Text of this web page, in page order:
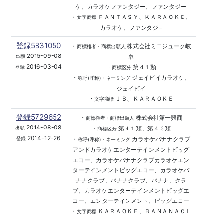
ケ、カラオケファンタジー、ファンタジー
・ 文字商標ＦＡＮＴＡＳＹ、ＫＡＲＡＯＫＥ、
カラオケ、ファンタジ−
登録5831050
出願2015-09-08
登録 2016-03-04
・ 商標権者・商標出願人 株式会社ミニジューク岐
阜
・ 商標区分第４１類
・ 称呼(呼称)・ネーミングジェイビイカラオケ、
ジェイビイ
・ 文字商標ＪＢ、ＫＡＲＡＯＫＥ
登録5729652
出願 2014-08-08
登録 2014-12-26
・ 商標権者・商標出願人 株式会社第一興商
・ 商標区分第４１類、第４３類
・ 称呼(呼称)・ネーミングカラオケバナナクラブ
アンドカラオケエンターテインメントビッグ
エコー、カラオケバナナクラブカラオケエン
ターテインメントビッグエコー、カラオケバ
ナナクラブ、バナナクラブ、バナナ、クラ
ブ、カラオケエンターテインメントビッグエ
コー、エンターテインメント、ビッグエコー
・ 文字商標ＫＡＲＡＯＫＥ、ＢＡＮＡＮＡＣＬ